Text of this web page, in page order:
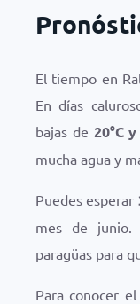
El tiempo en
En días
bajas de 20°Cy
mucha agua y
Puedes esperar
mes de junio.
paragüas para
Para conocer